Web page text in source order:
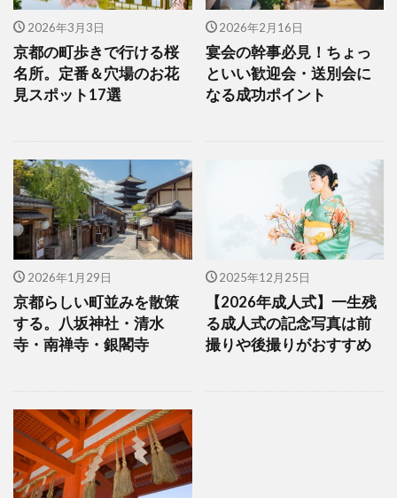
2026年3月3日
京都の町歩きで行ける桜
名所。定番＆穴場のお花
見スポット17選
2026年2月16日
宴会の幹事必見！ちょっ
といい歓迎会・送別会に
なる成功ポイント
2026年1月29日
京都らしい町並みを散策
する。八坂神社・清水
寺・南禅寺・銀閣寺
2025年12月25日
【2026年成人式】一生残
る成人式の記念写真は前
撮りや後撮りがおすすめ